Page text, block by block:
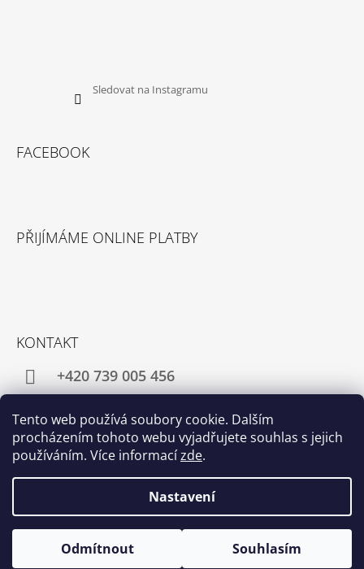
Tento web používá soubory cookie. Dalším
procházením tohoto webu vyjadřujete souhlas s jejich
používáním. Více informacízde.
Nastavení
Odmítnout Souhlasím
Sledovat na Instagramu
FACEBOOK
PŘIJÍMÁME ONLINE PLATBY
KONTAKT
+420 739 005 456
director@pangea-tea.cz
© 2026 Růžová čajovna - Pangea Tea. Všechna
práva vyhrazena.